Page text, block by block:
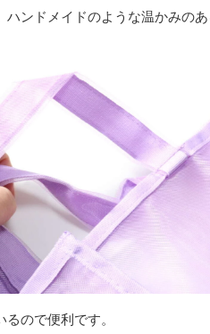
ンドメイドのような温かみの
ので便利です。